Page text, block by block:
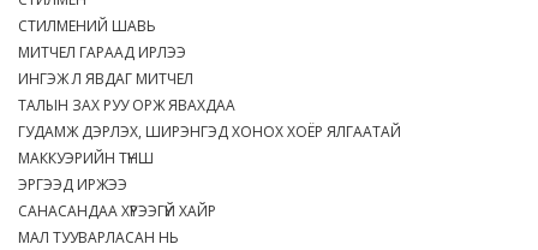
СТИЛМЕНИЙ ШАВЬ
МИТЧЕЛ ГАРААД ИРЛЭЭ
ИНГЭЖ Л ЯВДАГ МИТЧЕЛ
ТАЛЫН ЗАХ РУУ ОРЖ ЯВАХДАА
ГУДАМЖ ДЭРЛЭХ, ШИРЭНГЭД ХОНОХ ХОЁР ЯЛГААТАЙ
МАККУЭРИЙН ТҮНШ
ЭРГЭЭД ИРЖЭЭ
САНАСАНДАА ХҮРЭЭГҮЙ ХАЙР
МАЛ ТУУВАРЛАСАН НЬ